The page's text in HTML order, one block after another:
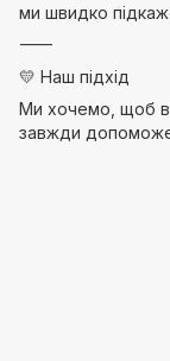
ми швидко
⸻
💛 Наш підхід
Ми хочемо, щоб
завжди